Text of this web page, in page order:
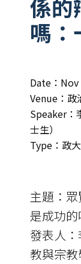
係的
嗎：
Date：
Venue：政
Speaker：
士生）
Type：政
主題：
是成功
發表人
教與宗教